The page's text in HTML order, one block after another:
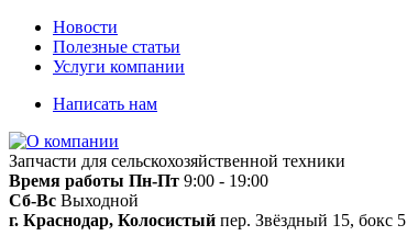
Новости
Полезные статьи
Услуги компании
Написать нам
Запчасти для сельскохозяйственной техники
Время работы Пн-Пт 9:00 - 19:00
Сб-Вс Выходной
г. Краснодар, Колосистый пер. Звёздный 15, бокс 5